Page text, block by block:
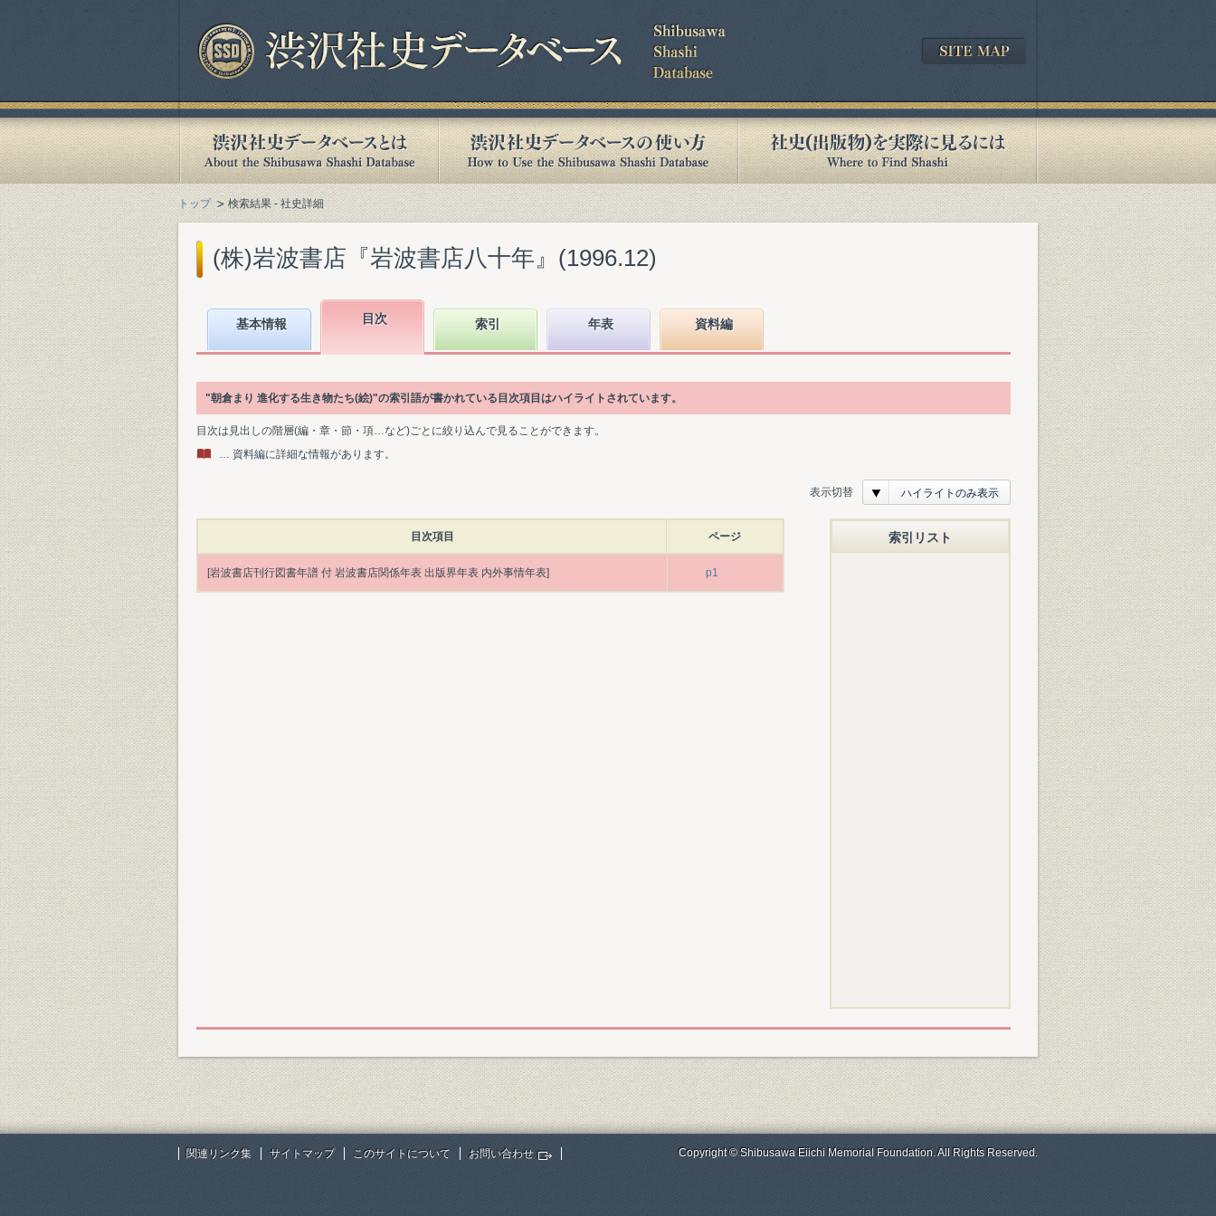
トップ 検索結果 - 社史詳細
(株)岩波書店『岩波書店八十年』(1996.12)
基本情報 目次 索引 年表 資料編
"朝倉まり 進化する生き物たち(絵)"の索引語が書かれている目次項目はハイライトされています。
目次は見出しの階層(編・章・節・項…など)ごとに絞り込んで見ることができます。
… 資料編に詳細な情報があります。
表示切替 ハイライトのみ表示
目次項目 ページ
[岩波書店刊行図書年譜 付 岩波書店関係年表 出版界年表 内外事情年表] p1
索引リスト
関連リンク集 サイトマップ このサイトについて お問い合わせ Copyright © Shibusawa Eiichi Memorial Foundation. All Rights Reserved.